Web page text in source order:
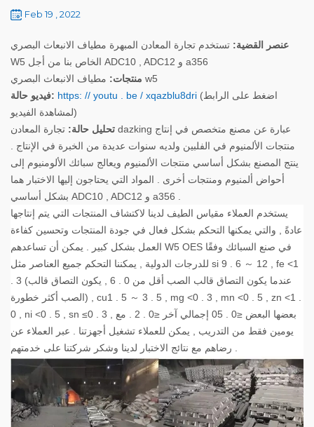
Feb 19 , 2022
عنصر القضية: تستخدم تجارة المعادن المبهرة مطياف الانبعاث البصري
W5 الخاص بنا من أجل ADC10 , ADC12 و a356
منتجات: مطياف الانبعاث البصري w5
فيديو حالة: https: // youtu . be / xqazblu8dri (اضغط على الرابط
لمشاهدة الفيديو)
تحليل حالة: تجارة المعادن dazking عبارة عن مصنع متخصص في إنتاج
منتجات الألمنيوم في الفلبين ولديه سنوات عديدة من الخبرة في الإنتاج .
ينتج المصنع بشكل أساسي منتجات الألمنيوم ويعالج سبائك الألومنيوم إلى
أحواض ألمنيوم ومنتجات أخرى . المواد التي يحتاجون إليها الاختبار هما
بشكل أساسي ADC10 , ADC12 و a356 .
يستخدم العملاء مقياس الطيف لدينا لاكتشاف المنتجات التي يتم إنتاجها
عادةً , والتي يمكنها التحكم بشكل فعال في جودة المنتجات وتحسين كفاءة
العمل بشكل كبير . يمكن أن تساعدهم W5 OES في صنع السبائك وفقًا
للدرجات الدولية , يمكننا التحكم جميع العناصر مثل si 9 . 6 ～ 12 , fe <1
. 3 (عندما يكون التصاق قالب الصب أقل من 0 . 6 , يكون التصاق قالب
الصب أكثر خطورة) , cu1 . 5 ～ 3 . 5 , mg <0 . 3 , mn <0 . 5 , zn <1 .
0 , ni <0 . 5 , sn ≤0 . 3 , بعضها البعض ≤0 . 05 إجمالي آخر ≤0 . 2 . مع
يومين فقط من التدريب , يمكن للعملاء تشغيل أجهزتنا . عبر العملاء عن
رضاهم مع نتائج الاختبار لدينا وشكر شركتنا على خدمتهم .